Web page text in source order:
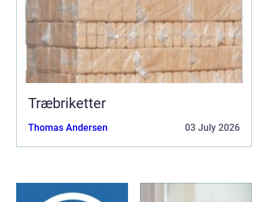
Træbriketter
Thomas Andersen 03 July 2026